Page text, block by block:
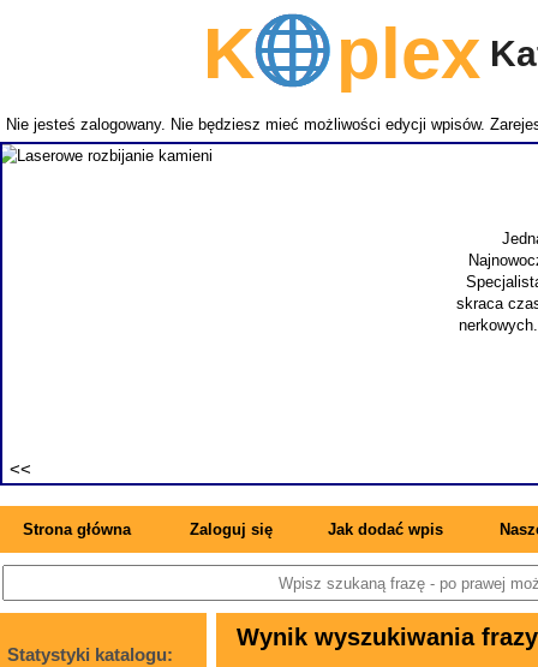
Kplex
Nie jesteś zalogowany. Nie będziesz mieć możliwości edycji wpisów.
to łagodny rozrost prostaty. Jest również znany pod skrótową nazwą
operacja prostaty laserem holmowym. Zabieg tego typu przeprowadzany
dla pacjenta jest też to, że operacja laserowa to mało inwazyjna metoda.
sprawności. Takimi samymi walorami może pochwalić się laserowe
problemem a także bardzo niebezpiecznym. Z uwagi na to w
Wyświetleń: 19390 / Kliknięć: 7 /
Strona główna Zaloguj się Jak dodać wpis
Statystyki katalogu:
Wynik wyszukiwania